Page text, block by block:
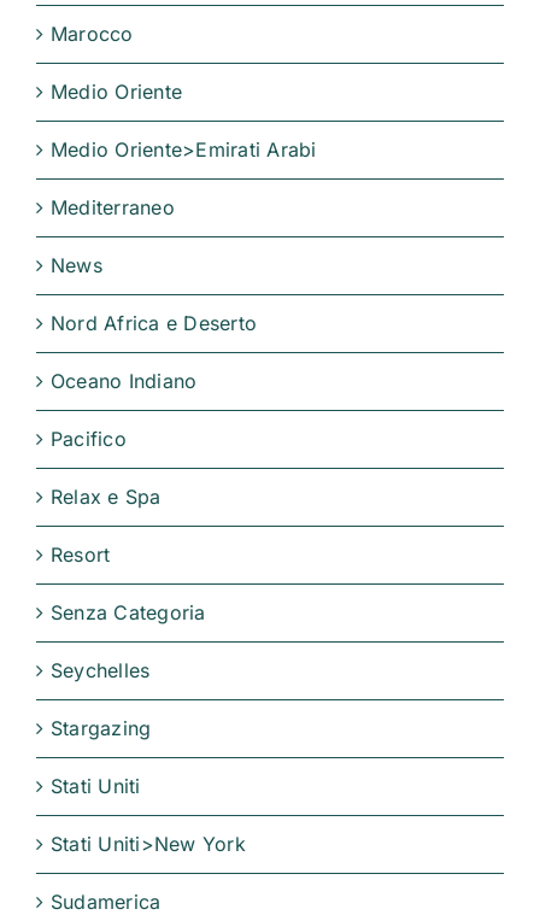
Marocco
Medio Oriente
Medio Oriente>Emirati Arabi
Mediterraneo
News
Nord Africa e Deserto
Oceano Indiano
Pacifico
Relax e Spa
Resort
Senza Categoria
Seychelles
Stargazing
Stati Uniti
Stati Uniti>New York
Sudamerica